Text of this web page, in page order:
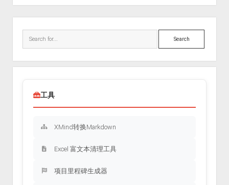
Search
工具
XMind转换Markdown
Excel 富文本清理工具
项目里程碑生成器